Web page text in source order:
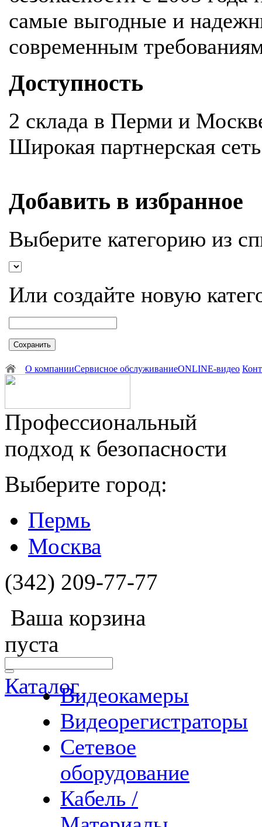
самые выгодные и
современным
Доступность
2 склада в Перми и
Широкая партнерская
Добавить в избранное
Выберите категорию из
Или создайте новую
Сохранить
О компанииСервисное обслуживаниеONLINE-видео
Профессиональный
подход к безопасности
Выберите город:
Пермь
Москва
(342) 209-77-77
Ваша корзина
пуста
КаталогВидеокамеры
Видеорегистраторы
Сетевое
оборудование
Кабель /